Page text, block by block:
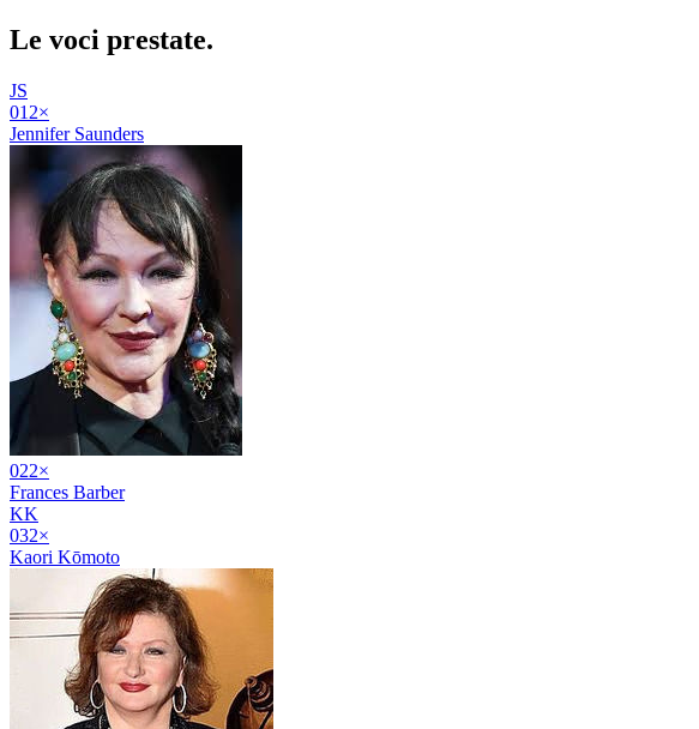
Le voci prestate.
JS
01 2×
Jennifer Saunders
022×
Frances Barber
KK
032×
Kaori Kōmoto